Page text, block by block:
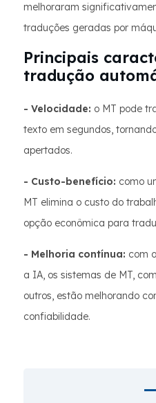
melhoraram
traduções geradas por
Principais
tradução
- Velocidade: o MT pode
texto em segundos,
apertados.
- Custo-benefício: como
MT elimina o custo do
opção econômica para
- Melhoria contínua: com
a IA, os sistemas de MT,
outros, estão melhorando
confiabilidade.